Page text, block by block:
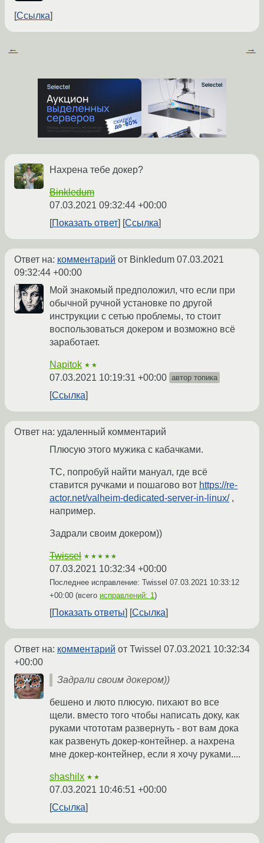
Ссылка
← →
Нахрена тебе докер?
Binkledum
07.03.2021 09:32:44 +00:00
Показать ответ
Ссылка
Ответ на: комментарий от Binkledum 07.03.2021
09:32:44 +00:00
Мой знакомый предположил, что если при
обычной ручной установке по другой
инструкции с сетью проблемы, то стоит
воспользоваться докером и возможно всё
заработает.
Napitok ★★
07.03.2021 10:19:31 +00:00 автор топика
Ссылка
Ответ на: удаленный комментарий
Плюсую этого мужика с кабачками.
ТС, попробуй найти мануал, где всё
ставится ручками и пошагово вот https://re-
actor.net/valheim-dedicated-server-in-linux/,
например.
Задрали своим докером))
Twissel ★★★★★
07.03.2021 10:32:34 +00:00
Последнее исправление: Twissel 07.03.2021 10:33:12
+00:00 (всего исправлений: 1)
Показать ответы Ссылка
Ответ на: комментарий от Twissel 07.03.2021 10:32:34
+00:00
Задрали своим докером))
бешено и люто плюсую. пихают во все
щели. вместо того чтобы написать доку, как
руками чтототам развернуть - вот вам дока
как развенуть докер-контейнер. а нахрена
мне докер-контейнер, если я хочу руками....
shashilx ★★
07.03.2021 10:46:51 +00:00
Ссылка